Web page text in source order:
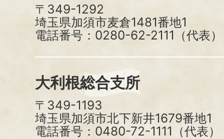
〒349-1292
埼玉県加須市麦倉1481番地1
電話番号：0280-62-2111（代表）
大利根総合支所
〒349-1193
埼玉県加須市北下新井1679番地1
電話番号：0480-72-1111（代表）